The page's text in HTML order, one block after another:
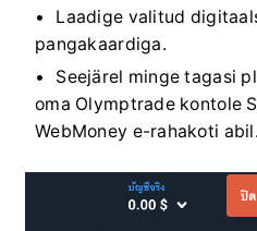
Laadige valitud
pangakaardiga.
Seejärel minge tagasi
oma Olymptrade kontole
WebMoney e-rahakoti abil.